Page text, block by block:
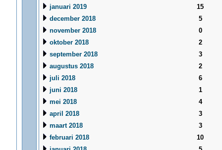
januari 2019
15
december 2018
5
november 2018
0
oktober 2018
2
september 2018
3
augustus 2018
2
juli 2018
6
juni 2018
1
mei 2018
4
april 2018
3
maart 2018
3
februari 2018
10